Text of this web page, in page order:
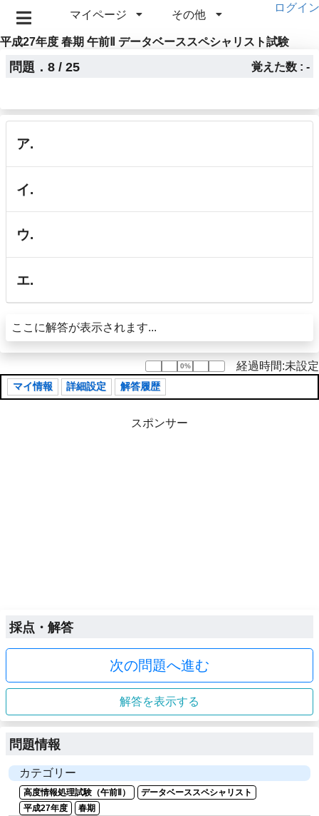
マイページ その他
ログイン
平成27年度 春期 午前Ⅱ データベーススペシャリスト試験
問題．8 / 25 覚えた数 : -
ア.
イ.
ウ.
エ.
ここに解答が表示されます...
0%
0% 経過時間:未設定
マイ情報 詳細設定 解答履歴
スポンサー
採点・解答
次の問題へ進む
解答を表示する
問題情報
カテゴリー
高度情報処理試験（午前Ⅱ）
データベーススペシャリスト
平成27年度
春期